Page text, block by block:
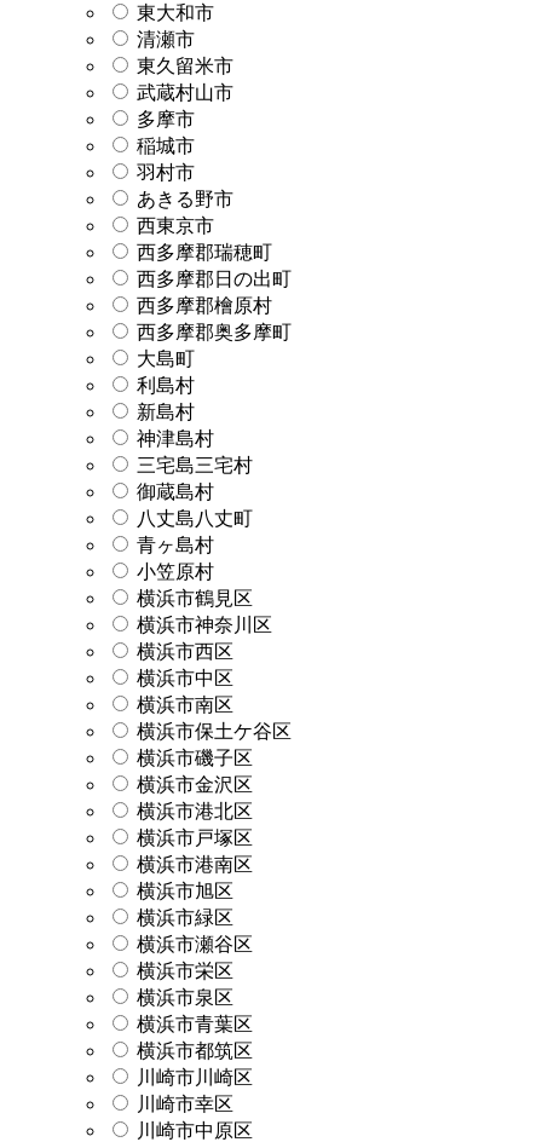
東大和市
清瀬市
東久留米市
武蔵村山市
多摩市
稲城市
羽村市
あきる野市
西東京市
西多摩郡瑞穂町
西多摩郡日の出町
西多摩郡檜原村
西多摩郡奥多摩町
大島町
利島村
新島村
神津島村
三宅島三宅村
御蔵島村
八丈島八丈町
青ヶ島村
小笠原村
横浜市鶴見区
横浜市神奈川区
横浜市西区
横浜市中区
横浜市南区
横浜市保土ケ谷区
横浜市磯子区
横浜市金沢区
横浜市港北区
横浜市戸塚区
横浜市港南区
横浜市旭区
横浜市緑区
横浜市瀬谷区
横浜市栄区
横浜市泉区
横浜市青葉区
横浜市都筑区
川崎市川崎区
川崎市幸区
川崎市中原区